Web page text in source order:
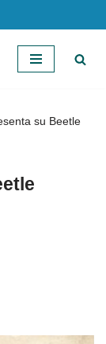
su Beetle